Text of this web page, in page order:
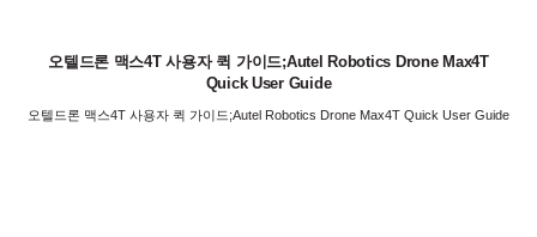
오텔드론 맥스4T 사용자 퀵 가이드;Autel Robotics Drone Max4T
Quick User Guide
오텔드론 맥스4T 사용자 퀵 가이드;Autel Robotics Drone Max4T Quick User Guide